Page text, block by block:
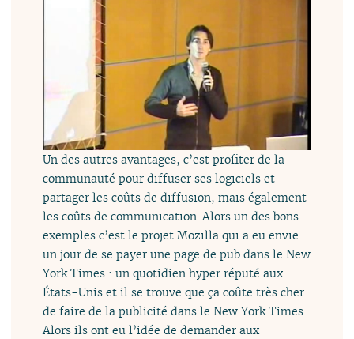
Un des autres avantages, c’est profiter de la
communauté pour diffuser ses logiciels et
partager les coûts de diffusion, mais également
les coûts de communication. Alors un des bons
exemples c’est le projet Mozilla qui a eu envie
un jour de se payer une page de pub dans le New
York Times : un quotidien hyper réputé aux
États-Unis et il se trouve que ça coûte très cher
de faire de la publicité dans le New York Times.
Alors ils ont eu l’idée de demander aux